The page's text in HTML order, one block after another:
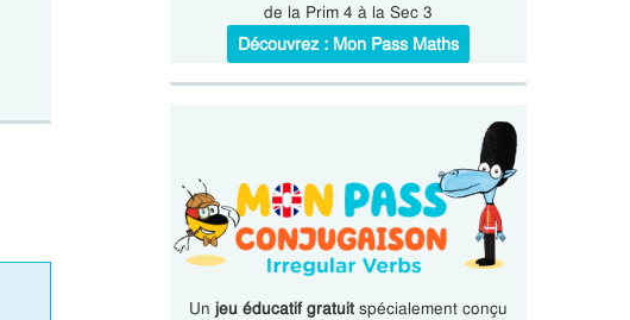
de la Prim 4 à la Sec 3
Découvrez : Mon Pass Maths
Un jeu éducatif gratuitspécialement conçu